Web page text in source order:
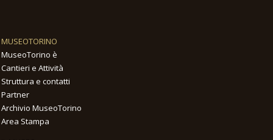
MUSEOTORINO
MuseoTorino è
Cantieri e Attività
Struttura e contatti
Partner
Archivio MuseoTorino
Area Stampa